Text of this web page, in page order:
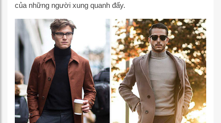
của những người xung quanh đấy.